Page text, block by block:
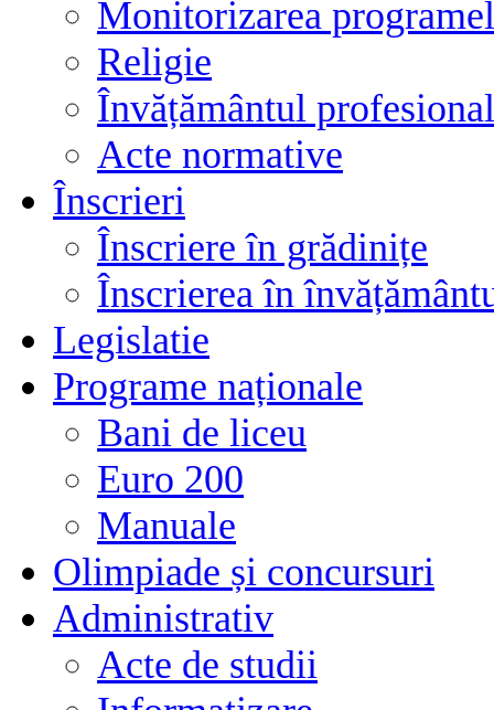
Monitorizarea
Religie
Învățământul
Acte normative
Înscrieri
Înscriere în grădinițe
Înscrierea în
Legislatie
Programe naționale
Bani de liceu
Euro 200
Manuale
Olimpiade și concursuri
Administrativ
Acte de studii